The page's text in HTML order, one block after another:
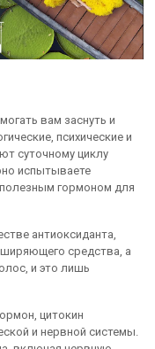
вам заснуть и
психические и
суточному циклу
испытываете
гормоном для
антиоксиданта,
средства, а
и это лишь
цитокин
и нервной системы.